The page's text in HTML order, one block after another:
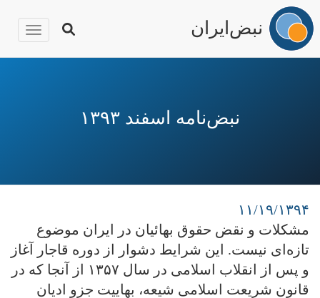
نبض‌ایران
نبض‌نامه اسفند ۱۳۹۳
۱۱/۱۹/۱۳۹۴
مشکلات و نقض حقوق بهائیان در ایران موضوع
تازه‌ای نیست. این شرایط دشوار از دوره قاجار آغاز
و پس از انقلاب اسلامی در سال ۱۳۵۷ از آنجا که در
قانون شریعت اسلامی شیعه، بهاییت جزو ادیان